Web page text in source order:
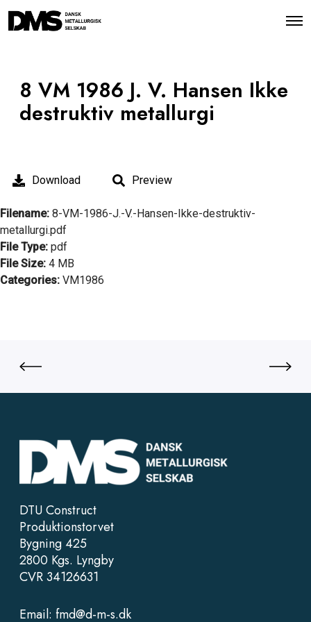
O
n
8 VM 1986 J. V. Hansen Ikke
destruktiv metallurgi
Download Preview
Filename: 8-VM-1986-J.-V.-Hansen-Ikke-destruktiv-
metallurgi.pdf
File Type: pdf
File Size: 4 MB
Categories: VM1986
DTU Construct
Produktionstorvet
Bygning 425
2800 Kgs. Lyngby
CVR 34126631
Email: fmd@d-m-s.dk